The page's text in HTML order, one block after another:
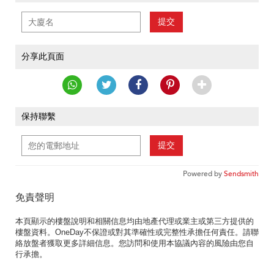
提交
分享此頁面
保持聯繫
提交
Powered bySendsmith
免責聲明
本頁顯示的樓盤說明和相關信息均由地產代理或業主或第三方提供的
樓盤資料。OneDay不保證或對其準確性或完整性承擔任何責任。請聯
絡放盤者獲取更多詳細信息。您訪問和使用本協議內容的風險由您自
行承擔。